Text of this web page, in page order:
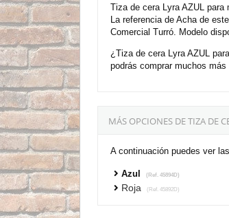
Tiza de cera Lyra AZUL
La referencia de Acha de
Comercial Turró. Modelo
¿Tiza de cera Lyra AZUL
podrás comprar muchos
MÁS OPCIONES DE TIZA DE
A continuación puedes ver
Azul (Ref. 45894D)
Roja (Ref. 45892D)